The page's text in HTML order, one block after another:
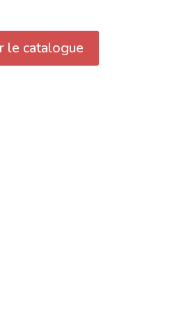
le catalogue